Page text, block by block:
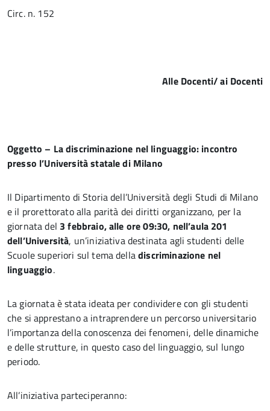
Circ. n. 152
Alle Docenti/ ai Docenti
Oggetto – La discriminazione nel linguaggio: incontro
presso l’Università statale di Milano
Il Dipartimento di Storia dell’Università degli Studi di Milano
e il prorettorato alla parità dei diritti organizzano, per la
giornata del 3 febbraio, alle ore 09:30, nell’aula 201
dell’Università, un’iniziativa destinata agli studenti delle
Scuole superiori sul tema delladiscriminazione nel
linguaggio.
La giornata è stata ideata per condividere con gli studenti
che si apprestano a intraprendere un percorso universitario
l’importanza della conoscenza dei fenomeni, delle dinamiche
e delle strutture, in questo caso del linguaggio, sul lungo
periodo.
All’iniziativa parteciperanno: